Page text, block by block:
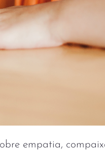
empatia,